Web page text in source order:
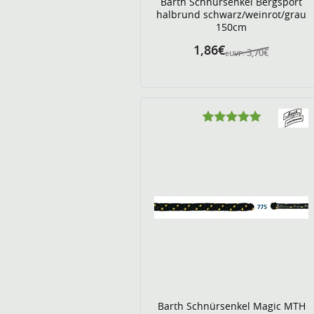
halbrund schwarz/weinrot/grau
150cm
eUVP: 3,70€
1,86€
Barth Schnürsenkel Magic MTH